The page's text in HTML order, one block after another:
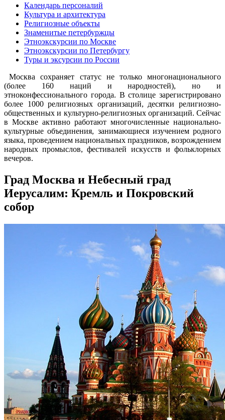
Календарь персоналий
Культура и архитектура
Религиозные объекты
Знаменитые петербуржцы
Этноэкскурсии по Москве
Этноэкскурсии по Петербургу
Туры и эксурсии по России
Москва сохраняет статус не только многонационального
(более 160 наций и народностей), но и
этноконфессионального города. В столице зарегистрировано
более 1000 религиозных организаций, десятки религиозно-
общественных и культурно-религиозных организаций. Сейчас
в Москве активно работают многочисленные национально-
культурные объединения, занимающиеся изучением родного
языка, проведением национальных праздников, возрождением
народных промыслов, фестивалей искусств и фольклорных
вечеров.
Град Москва и Небесный град
Иерусалим: Кремль и Покровский
собор